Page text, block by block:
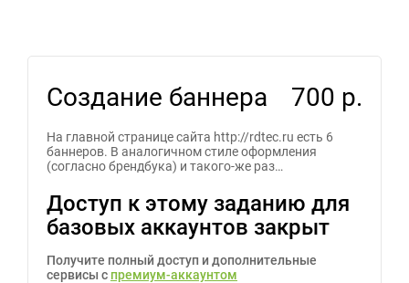
Создание баннера 700 р.
На главной странице сайта http://rdtec.ru есть 6
баннеров. В аналогичном стиле оформления
(согласно брендбука) и такого-же раз…
Доступ к этому заданию для
базовых аккаунтов закрыт
Получите полный доступ и дополнительные
сервисы с премиум-аккаунтом